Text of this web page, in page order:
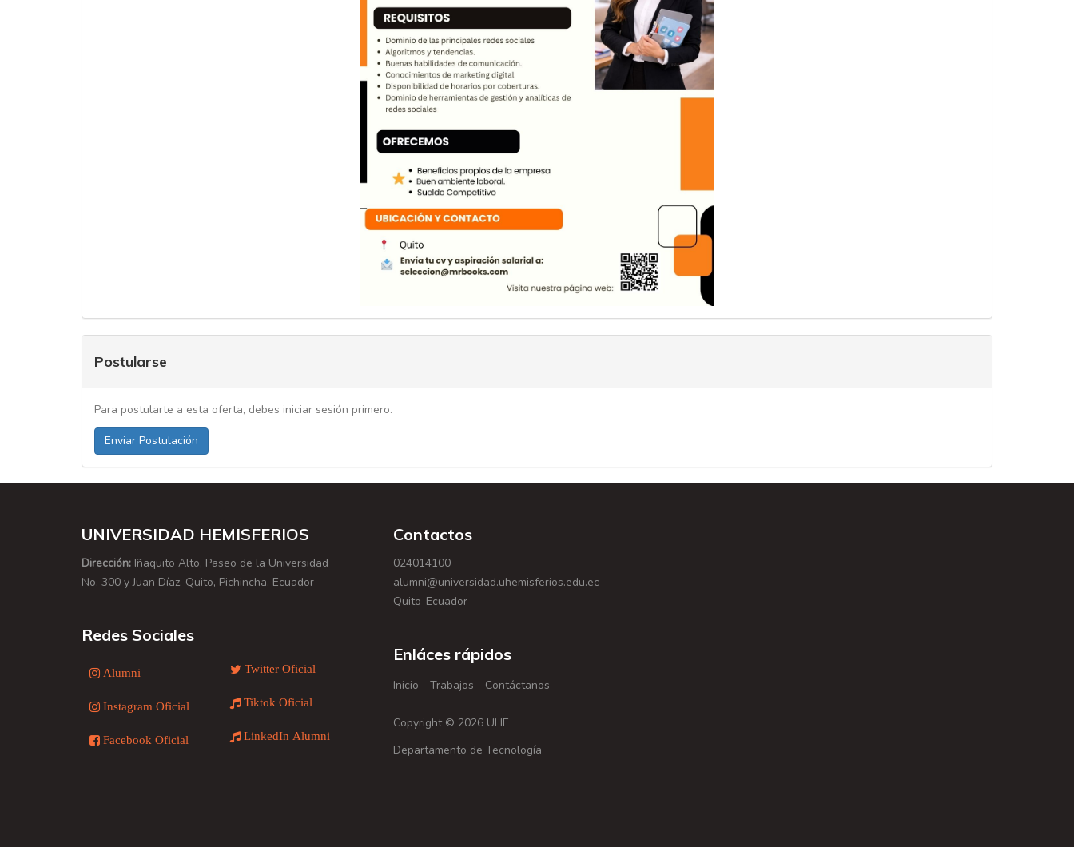
Postularse
Para postularte a esta oferta, debes iniciar sesión primero.
Enviar Postulación
UNIVERSIDAD HEMISFERIOS
Dirección: Iñaquito Alto, Paseo de la Universidad
No. 300 y Juan Díaz, Quito, Pichincha, Ecuador
Redes Sociales
Alumni
Instagram Oficial
Facebook Oficial
Twitter Oficial
Tiktok Oficial
LinkedIn Alumni
Contactos
024014100
alumni@universidad.uhemisferios.edu.ec
Quito-Ecuador
Enláces rápidos
Inicio Trabajos Contáctanos
Copyright © 2026 UHE
Departamento de Tecnología